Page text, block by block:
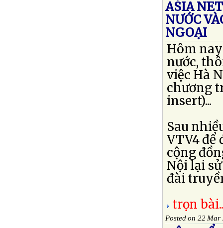
ASIA
NƯỚC
NGOẠI
Hôm
nước,
việc Hà
chương
insert)...
Sau
VTV4 để
cộng
Nội lại
đài
trọn
Posted on 22 Mar